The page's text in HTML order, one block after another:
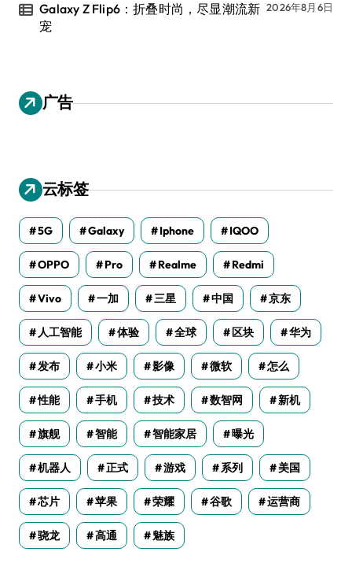
Galaxy Z Flip6：折叠时尚，尽显潮流新
宠
2026年8月6日
广告
云标签
5G Galaxy Iphone IQOO
OPPO Pro Realme Redmi
Vivo 一加 三星 中国 京东
人工智能 体验 全球 区块 华为
发布 小米 影像 微软 怎么
性能 手机 技术 数智网 新机
旗舰 智能 智能家居 曝光
机器人 正式 游戏 系列 美国
芯片 苹果 荣耀 谷歌 运营商
骁龙 高通 魅族